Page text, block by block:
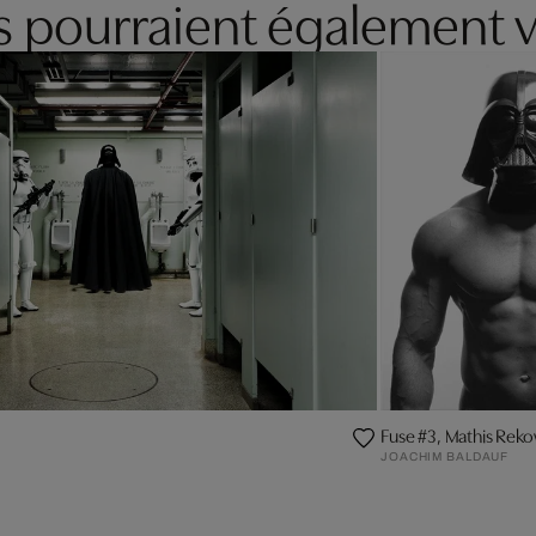
pourraient également
Fuse #3, Mathis
JOACHIM BALDAUF